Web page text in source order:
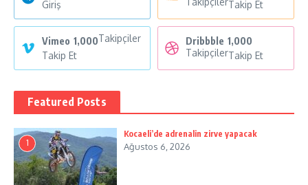
Giriş
Takip Et
Vimeo 1,000Takipçiler
Takip Et
Dribbble 1,000
TakipçilerTakip Et
Featured Posts
1
Kocaeli’de adrenalin zirve yapacak
Ağustos 6, 2026